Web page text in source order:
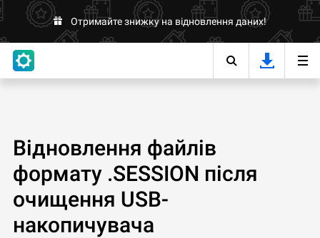
Отримайте знижку на відновлення даних!
Відновлення файлів
формату .SESSION після
очищення USB-
накопичувача